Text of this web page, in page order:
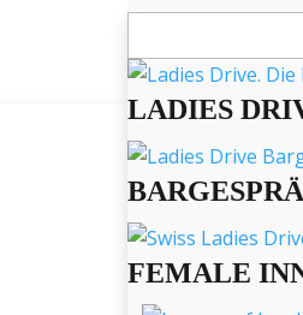
nach:
LADIES
FEMALE